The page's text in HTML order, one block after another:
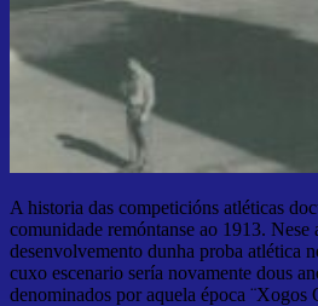
A historia das competicións atléticas
comunidade remóntanse ao 1913. Nese
desenvolvemento dunha proba atlética
cuxo escenario sería novamente dous
denominados por aquela época ¨Xogos